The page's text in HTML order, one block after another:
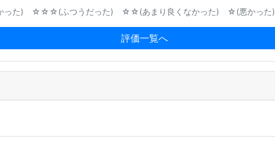
た) ☆☆☆(ふつうだった) ☆☆(あまり良くなかった) ☆(悪かった)
評価一覧へ